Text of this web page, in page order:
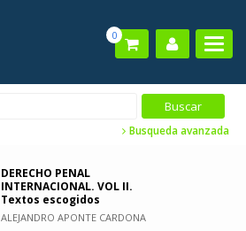
0
Busqueda avanzada
DERECHO PENAL
INTERNACIONAL. VOL II.
Textos escogidos
ALEJANDRO APONTE CARDONA